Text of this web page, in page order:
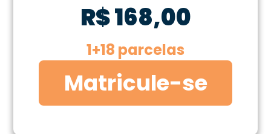
R$ 168,00
1+18 parcelas
Matricule-se